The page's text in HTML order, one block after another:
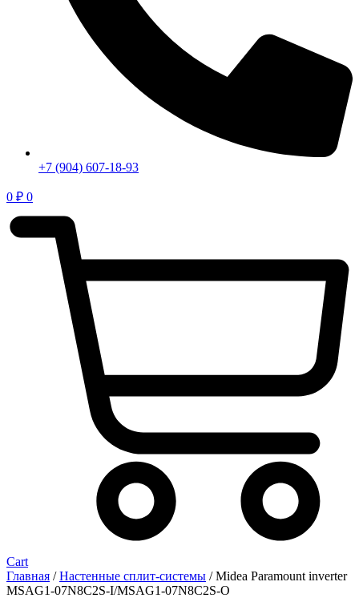
+7 (904) 607-18-93
0 ₽ 0
Cart
Главная /Настенные сплит-системы / Midea Paramount inverter
MSAG1-07N8C2S-I/MSAG1-07N8C2S-O